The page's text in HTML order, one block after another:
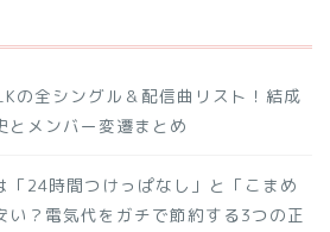
の全シングル＆配信曲リスト！結成
とメンバー変遷まとめ
「24時間つけっぱなし」と「こまめ
い？電気代をガチで節約する3つの正